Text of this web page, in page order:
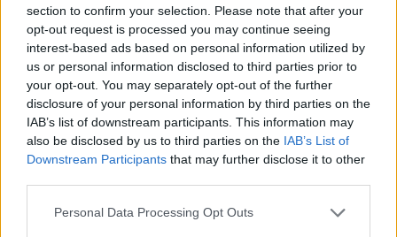
section to confirm your selection. Please note that after your
opt-out request is processed you may continue seeing
interest-based ads based on personal information utilized by
us or personal information disclosed to third parties prior to
your opt-out. You may separately opt-out of the further
disclosure of your personal information by third parties on the
IAB’s list of downstream participants. This information may
also be disclosed by us to third parties on the IAB’s List of
Downstream Participants that may further disclose it to other
Please note that this website/app uses one or more Google
Personal Data Processing Opt Outs
További szerelvények Debrecenben: ez itt egy